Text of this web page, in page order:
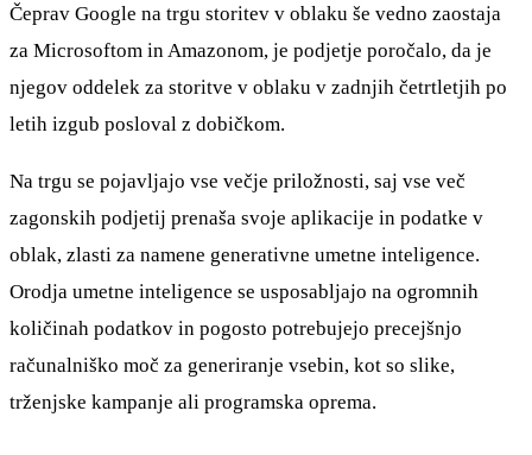
Čeprav Google na trgu storitev v oblaku še vedno zaostaja
za Microsoftom in Amazonom, je podjetje poročalo, da je
njegov oddelek za storitve v oblaku v zadnjih četrtletjih po
letih izgub posloval z dobičkom.
Na trgu se pojavljajo vse večje priložnosti, saj vse več
zagonskih podjetij prenaša svoje aplikacije in podatke v
oblak, zlasti za namene generativne umetne inteligence.
Orodja umetne inteligence se usposabljajo na ogromnih
količinah podatkov in pogosto potrebujejo precejšnjo
računalniško moč za generiranje vsebin, kot so slike,
trženjske kampanje ali programska oprema.